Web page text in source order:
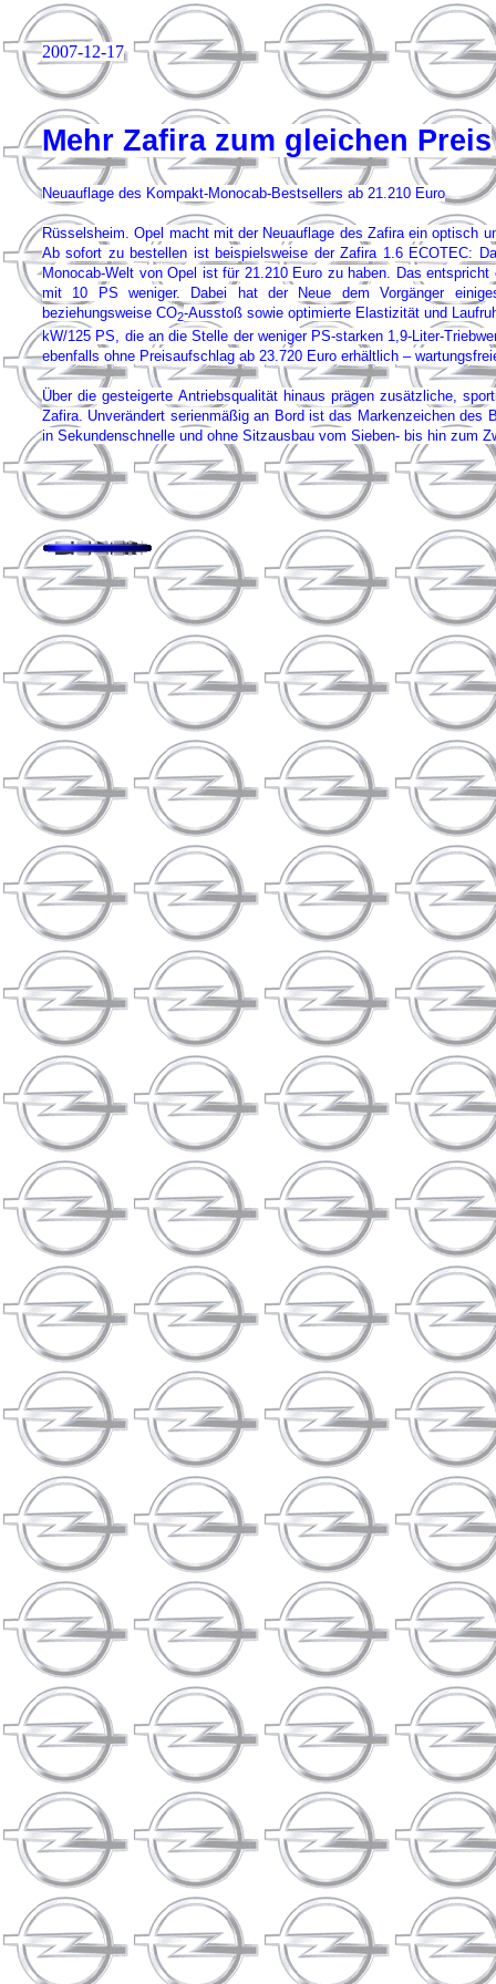
2007-12-17
Mehr Zafira zum gleichen Preis
Neuauflage des Kompakt-Monocab-Bestsellers ab 21.210 Euro
Rüsselsheim. Opel macht mit der Neuauflage des Zafira ein optisch
Ab sofort zu bestellen ist beispielsweise der Zafira 1.6 ECOTEC:
Monocab-Welt von Opel ist für 21.210 Euro zu haben. Das
mit 10 PS weniger. Dabei hat der Neue dem Vorgänger
beziehungsweise CO2-Ausstoß sowie optimierte Elastizität und
kW/125 PS, die an die Stelle der weniger PS-starken 1,9-Liter-
ebenfalls ohne Preisaufschlag ab 23.720 Euro erhältlich –
Über die gesteigerte Antriebsqualität hinaus prägen zusätzliche,
Zafira. Unverändert serienmäßig an Bord ist das Markenzeichen
in Sekundenschnelle und ohne Sitzausbau vom Sieben- bis hin zum